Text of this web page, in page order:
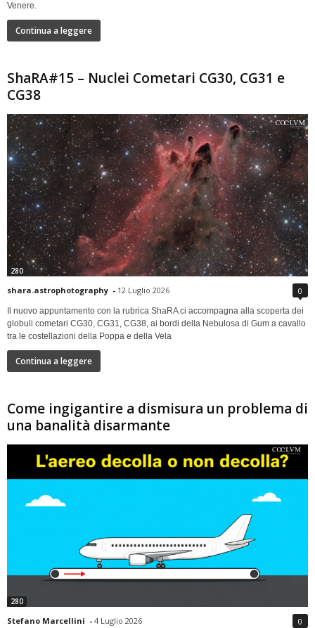
Venere.
Continua a leggere
ShaRA#15 – Nuclei Cometari CG30, CG31 e
CG38
280
shara.astrophotography - 12 Luglio 2026 0
Il nuovo appuntamento con la rubrica ShaRA ci accompagna alla scoperta dei
globuli cometari CG30, CG31, CG38, ai bordi della Nebulosa di Gum a cavallo
tra le costellazioni della Poppa e della Vela
Continua a leggere
Come ingigantire a dismisura un problema di
una banalità disarmante
280
Stefano Marcellini - 4 Luglio 2026 0